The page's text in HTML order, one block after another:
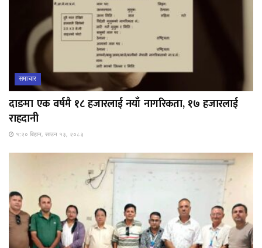
समाचार
दाङमा एक वर्षमै १८ हजारलाई नयाँ नागरिकता, १७ हजारलाई
राहदानी
१:२० बिहान, साउन १३, २०८३